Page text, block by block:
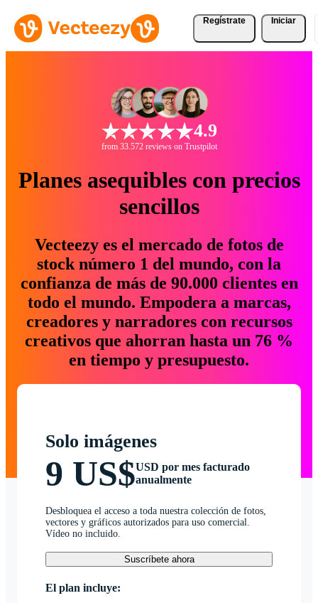
Regístrate Iniciar
4.9
from 33.572 reviews on Trustpilot
Planes asequibles con precios
sencillos
Vecteezy es el mercado de fotos de
stock número 1 del mundo, con la
confianza de más de 90.000 clientes en
todo el mundo. Empodera a marcas,
creadores y narradores con recursos
creativos que ahorran hasta un 76 %
en tiempo y presupuesto.
Solo imágenes
9 US$USD por mes facturado
anualmente
Desbloquea el acceso a toda nuestra colección de fotos,
vectores y gráficos autorizados para uso comercial.
Vídeo no incluido.
Suscríbete ahora
El plan incluye: